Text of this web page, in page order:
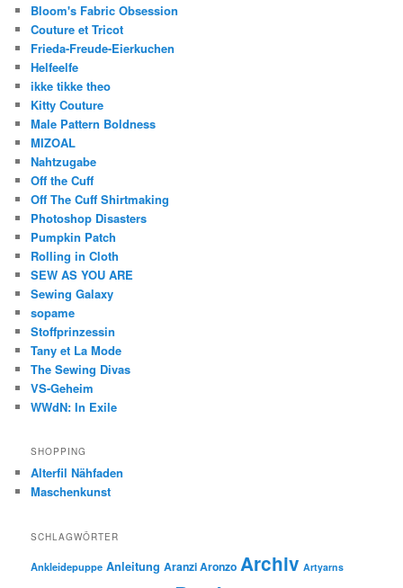
Bloom's Fabric Obsession
Couture et Tricot
Frieda-Freude-Eierkuchen
Helfeelfe
ikke tikke theo
Kitty Couture
Male Pattern Boldness
MIZOAL
Nahtzugabe
Off the Cuff
Off The Cuff Shirtmaking
Photoshop Disasters
Pumpkin Patch
Rolling in Cloth
SEW AS YOU ARE
Sewing Galaxy
sopame
Stoffprinzessin
Tany et La Mode
The Sewing Divas
VS-Geheim
WWdN: In Exile
SHOPPING
Alterfil Nähfaden
Maschenkunst
SCHLAGWÖRTER
Ankleidepuppe Anleitung Aranzi Aronzo Archiv Artyarns